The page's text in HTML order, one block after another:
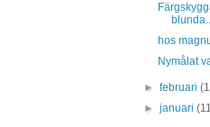
hos
Nymålat
►februari
►januari